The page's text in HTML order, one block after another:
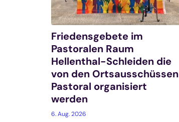
Friedensgebete im
Pastoralen Raum
Hellenthal-Schleiden die
von den Ortsausschüssen
Pastoral organisiert
werden
6. Aug. 2026